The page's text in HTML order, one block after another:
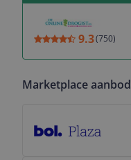
9.3(750)
Marketplace aanbod